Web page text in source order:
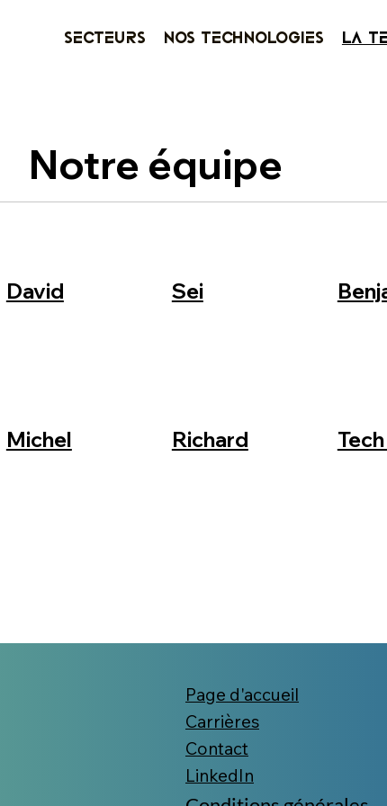
Secteurs Nos Technologies La
Notre équipe
David Sei
Michel Richard
Page d'accueil
Carrières
Contact
LinkedIn